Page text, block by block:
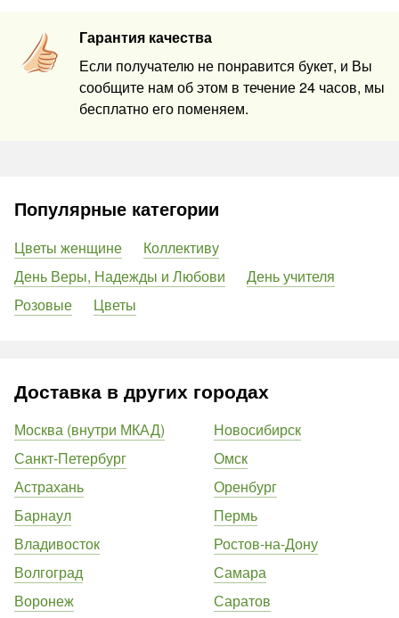
Гарантия качества
Если получателю не понравится букет, и Вы
сообщите нам об этом в течение 24 часов, мы
бесплатно его поменяем.
Популярные категории
Цветы женщине
Коллективу
День Веры, Надежды и Любови
День учителя
Розовые
Цветы
Доставка в других городах
Москва (внутри МКАД)
Санкт-Петербург
Астрахань
Барнаул
Владивосток
Волгоград
Воронеж
Новосибирск
Омск
Оренбург
Пермь
Ростов-на-Дону
Самара
Саратов